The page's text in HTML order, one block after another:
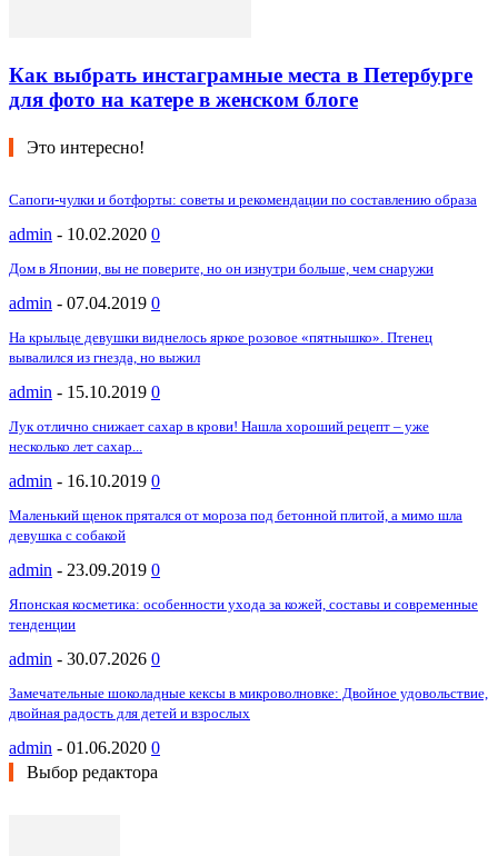
Как выбрать инстаграмные места в Петербурге
для фото на катере в женском блоге
Это интересно!
Сапоги-чулки и ботфорты: советы и рекомендации по составлению образа
admin - 10.02.2020 0
Дом в Японии, вы не поверите, но он изнутри больше, чем снаружи
admin - 07.04.2019 0
На крыльце девушки виднелось яркое розовое «пятнышко». Птенец
вывалился из гнезда, но выжил
admin - 15.10.2019 0
Лук отлично снижает сахар в крови! Нашла хороший рецепт – уже
несколько лет сахар...
admin - 16.10.2019 0
Маленький щенок прятался от мороза под бетонной плитой, а мимо шла
девушка с собакой
admin - 23.09.2019 0
Японская косметика: особенности ухода за кожей, составы и современные
тенденции
admin - 30.07.2026 0
Замечательные шоколадные кексы в микроволновке: Двойное удовольствие,
двойная радость для детей и взрослых
admin - 01.06.2020 0
Выбор редактора